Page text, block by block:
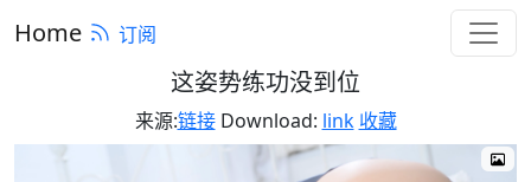
Home 订阅
这姿势练功没到位
来源:链接Download: link 收藏